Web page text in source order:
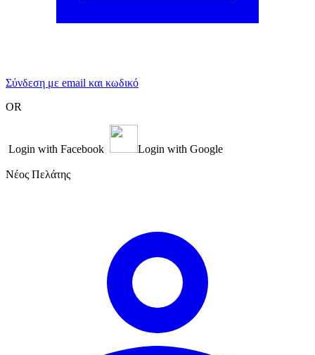
Σύνδεση με email και κωδικό
OR
Login with Facebook Login with Google
Νέος Πελάτης